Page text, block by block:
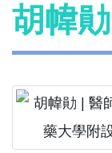
胡幃